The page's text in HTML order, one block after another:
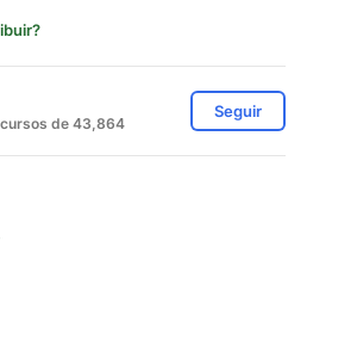
de 43,864
Seguir